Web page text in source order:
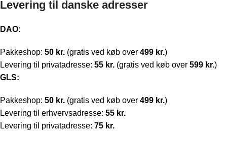
Levering til danske adresser
DAO:
Pakkeshop: 50 kr. (gratis ved køb over 499 kr.)
Levering til privatadresse: 55 kr. (gratis ved køb over 599 kr.)
GLS:
Pakkeshop: 50 kr. (gratis ved køb over 499 kr.)
Levering til erhvervsadresse: 55 kr.
Levering til privatadresse: 75 kr.